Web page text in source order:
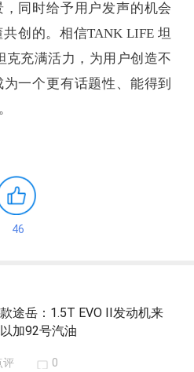
同时给予用户发声的机会
创的。相信TANK LIFE 坦
克充满活力，为用户创造不
一个更有话题性、能得到
46
途岳：1.5T EVO II发动机来
加92号汽油
评 0